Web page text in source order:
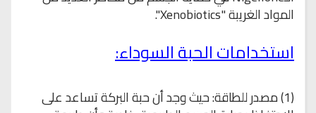
المواد الغريبة "Xenobiotics
".
استخدامات الحبة السوداء:
(1) مصدر للطاقة: حيث وجد أن حبة البركة تساعد على